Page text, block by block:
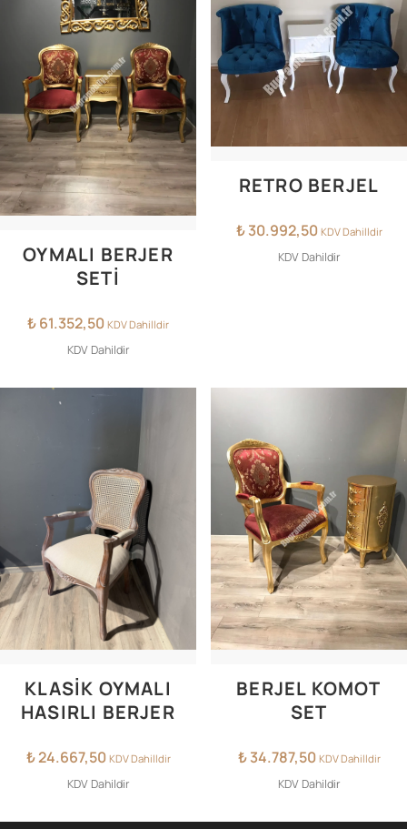
OYMALI BERJER
SETİ
₺61.352,50 KDV Dahilldir
KDV Dahildir
RETRO BERJEL
₺30.992,50 KDV Dahilldir
KDV Dahildir
KLASIK OYMALI
HASIRLI BERJER
₺24.667,50 KDV Dahilldir
KDV Dahildir
BERJEL KOMOT
SET
₺34.787,50 KDV Dahilldir
KDV Dahildir